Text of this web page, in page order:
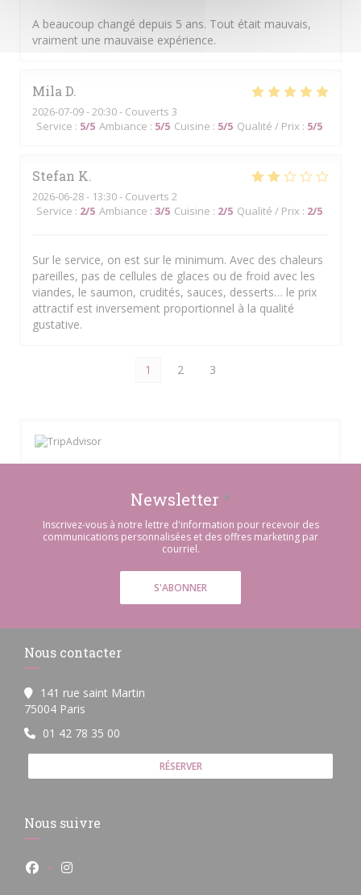
A beaucoup changé depuis 5 ans. Tout était mauvais,
vraiment une mauvaise expérience.
Mila D
2026-07-09- 20:30 - Couverts 3
Service : 5/5 Ambiance : 5/5 Cuisine : 5/5 Qualité / Prix : 5/5
Stefan K
2026-06-28- 13:30 - Couverts 2
Service : 2/5 Ambiance : 3/5 Cuisine : 2/5 Qualité / Prix : 2/5
Sur le service, on est sur le minimum. Avec des chaleurs
pareilles, pas de cellules de glaces ou de froid avec les
viandes, le saumon, crudités, sauces, desserts… le prix
attractif est inversement proportionnel à la qualité
gustative.
1 2 3
Newsletter *
Inscrivez-vous à notre lettre d'information pour recevoir des
communications personnalisées et des offres marketing par
courriel.
S'ABONNER
Nous contacter
141 rue saint Martin
75004 Paris
01 42 78 35 00
RÉSERVER
Nous suivre
Facebook ((ouvre une nouvelle fenêtre))
Instagram ((ouvre une nouvelle fenêtre))